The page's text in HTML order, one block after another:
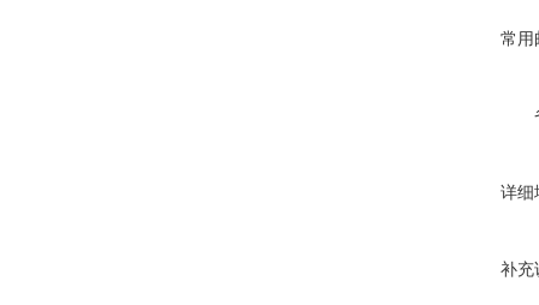
常用
详细
补充